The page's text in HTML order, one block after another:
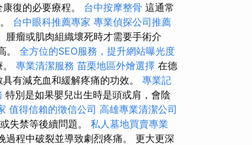
復的必要療程。 台中按摩整骨 這通常
台中眼科推薦專家 專業偵探公司推薦
腫瘤或肌肉組織壞死時才需要手術介
。 全方位的SEO服務，提升網站曝光度
專業清潔服務 苗栗地區外燴選擇 在德
有減充血和緩解疼痛的功效。 專業記
特別是如果嬰兒出生時是頭或肩，會陰
值得信賴的徵信公司 高雄專業清潔公司
失禁等後續問題。 私人墓地買賣專業
程中破裂並導致劇烈疼痛。 更大更深